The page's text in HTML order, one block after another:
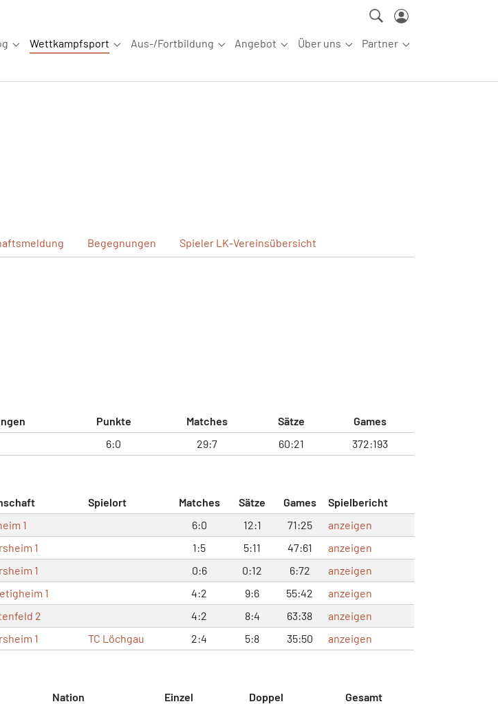
for "News"
Submenu for "Blog"
Wettkampfsport
Submenu for "Wettkampfsport"
Aus-/Fortbildung
Submenu for "Aus-/Fortbildung"
Angebot
Submenu for "Angebot"
Über uns
Submenu for "Über uns"
Partner
Submenu for
Begegnungen Spieler LK-Vereinsübersicht
Punkte Matches Sätze
Games
6:0 29:7 60:21 372:193
Spielort Matches Sätze Games
Spielbericht
1 6:0 12:1 71:25
anzeigen
1 1:5 5:11 47:61
anzeigen
1 0:6 0:12 6:72
anzeigen
1 4:2 9:6 55:42
anzeigen
2 4:2 8:4 63:38
anzeigen
1 TC Löchgau 2:4 5:8 35:50 anzeigen
Nation Einzel Doppel
Gesamt